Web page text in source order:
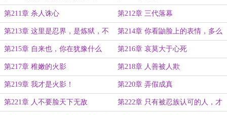
第211章 杀人诛心 第212章 三代落幕
第213章 这里是忍界，是炼狱，不
是童话世界！
第214章 你看鼬脸上的表情，多么
精彩
第215章 自来也，你在犹豫什么 第216章 哀莫大于心死
第217章 稚嫩的火影 第218章 人善被人欺
第219章 我才是火影！ 第220章 弄假成真
第221章 人不要脸天下无敌 第222章 只有被忍族认可的人，才